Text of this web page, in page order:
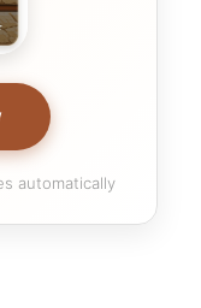
automatically